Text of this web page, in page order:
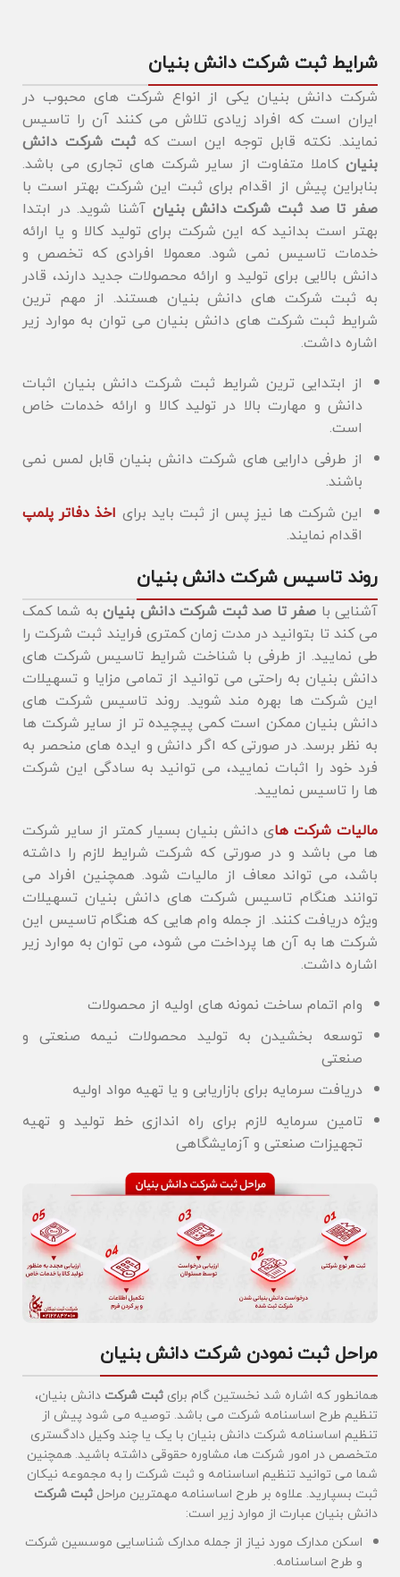
شرایط ثبت شرکت دانش بنیان
شرکت دانش بنیان یکی از انواع شرکت های محبوب در
ایران است که افراد زیادی تلاش می کنند آن را تاسیس
نمایند. نکته قابل توجه این است کهثبت شرکت دانش
بنیان کاملا متفاوت از سایر شرکت های تجاری می باشد.
بنابراین پیش از اقدام برای ثبت این شرکت بهتر است با
صفر تا صد ثبت شرکت دانش بنیان آشنا شوید. در ابتدا
بهتر است بدانید که این شرکت برای تولید کالا و یا ارائه
خدمات تاسیس نمی شود. معمولا افرادی که تخصص و
دانش بالایی برای تولید و ارائه محصولات جدید دارند، قادر
به ثبت شرکت های دانش بنیان هستند. از مهم ترین
شرایط ثبت شرکت های دانش بنیان می توان به موارد زیر
اشاره داشت.
از ابتدایی ترین شرایط ثبت شرکت دانش بنیان اثبات
دانش و مهارت بالا در تولید کالا و ارائه خدمات خاص
است.
از طرفی دارایی های شرکت دانش بنیان قابل لمس نمی
باشند.
این شرکت ها نیز پس از ثبت باید برای اخذ دفاتر پلمپ
اقدام نمایند.
روند تاسیس شرکت دانش بنیان
آشنایی با صفر تا صد ثبت شرکت دانش بنیانبه شما کمک
می کند تا بتوانید در مدت زمان کمتری فرایند ثبت شرکت را
طی نمایید. از طرفی با شناخت شرایط تاسیس شرکت های
دانش بنیان به راحتی می توانید از تمامی مزایا و تسهیلات
این شرکت ها بهره مند شوید. روند تاسیس شرکت های
دانش بنیان ممکن است کمی پیچیده تر از سایر شرکت ها
به نظر برسد. در صورتی که اگر دانش و ایده های منحصر به
فرد خود را اثبات نمایید، می توانید به سادگی این شرکت
ها را تاسیس نمایید.
مالیات شرکت های دانش بنیان بسیار کمتر از سایر شرکت
ها می باشد و در صورتی که شرکت شرایط لازم را داشته
باشد، می تواند معاف از مالیات شود. همچنین افراد می
توانند هنگام تاسیس شرکت های دانش بنیان تسهیلات
ویژه دریافت کنند. از جمله وام هایی که هنگام تاسیس این
شرکت ها به آن ها پرداخت می شود، می توان به موارد زیر
اشاره داشت.
وام اتمام ساخت نمونه های اولیه از محصولات
توسعه بخشیدن به تولید محصولات نیمه صنعتی و
صنعتی
دریافت سرمایه برای بازاریابی و یا تهیه مواد اولیه
تامین سرمایه لازم برای راه اندازی خط تولید و تهیه
تجهیزات صنعتی و آزمایشگاهی
مراحل ثبت نمودن شرکت دانش بنیان
همانطور که اشاره شد نخستین گام برای ثبت شرکت دانش بنیان،
تنظیم طرح اساسنامه شرکت می باشد. توصیه می شود پیش از
تنظیم اساسنامه شرکت دانش بنیان با یک یا چند وکیل دادگستری
متخصص در امور شرکت ها، مشاوره حقوقی داشته باشید. همچنین
شما می توانید تنظیم اساسنامه و ثبت شرکت را به مجموعه نیکان
ثبت بسپارید. علاوه بر طرح اساسنامه مهمترین مراحل ثبت شرکت
دانش بنیان عبارت از موارد زیر است:
اسکن مدارک مورد نیاز از جمله مدارک شناسایی موسسین شرکت
و طرح اساسنامه.